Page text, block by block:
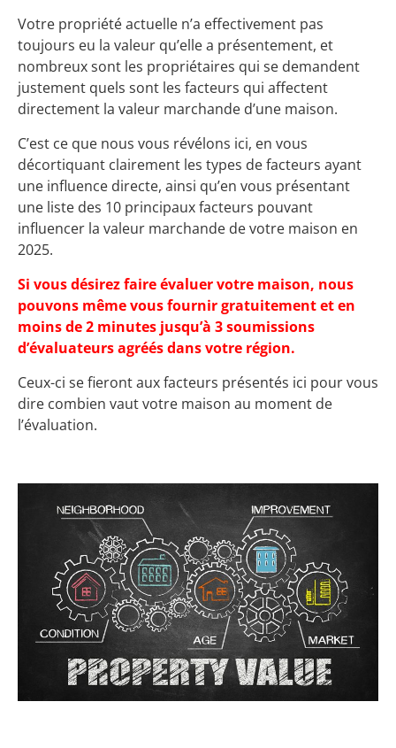
Votre propriété actuelle n’a effectivement pas
toujours eu la valeur qu’elle a présentement, et
nombreux sont les propriétaires qui se demandent
justement quels sont les facteurs qui affectent
directement la valeur marchande d’une maison.
C’est ce que nous vous révélons ici, en vous
décortiquant clairement les types de facteurs ayant
une influence directe, ainsi qu’en vous présentant
une liste des 10 principaux facteurs pouvant
influencer la valeur marchande de votre maison en
2025.
Si vous désirez faire évaluer votre maison, nous
pouvons même vous fournir gratuitement et en
moins de 2 minutes jusqu’à 3 soumissions
d’évaluateurs agréés dans votre région.
Ceux-ci se fieront aux facteurs présentés ici pour vous
dire combien vaut votre maison au moment de
l’évaluation.